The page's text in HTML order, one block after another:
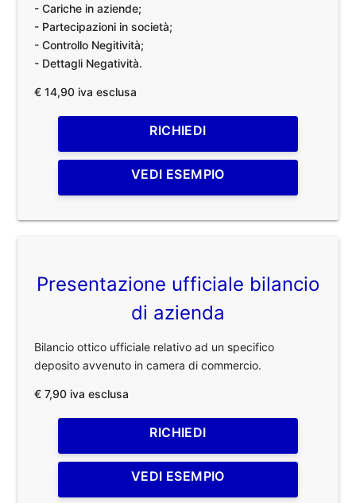
- Cariche in aziende;
- Partecipazioni in società;
- Controllo Negitività;
- Dettagli Negatività.
€ 14,90 iva esclusa
RICHIEDI
VEDI ESEMPIO
Presentazione ufficiale bilancio
di azienda
Bilancio ottico ufficiale relativo ad un specifico
deposito avvenuto in camera di commercio.
€ 7,90 iva esclusa
RICHIEDI
VEDI ESEMPIO